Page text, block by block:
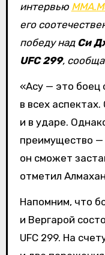
интервью
его
победу над Си
UFC 299,
«Асу — это боец
в всех
и в ударе.
преимущество —
он сможет
отметил
Напомним, что
и Вергарой
UFC 299. На